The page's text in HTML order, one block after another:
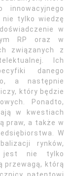
nie tylko wiedzę
w
RP oraz w
związanych z
Ich
danego
a następnie
który będzie
Ponadto,
w kwestiach
praw, a także w
W
rynków,
jest nie tylko
przewagą, którą